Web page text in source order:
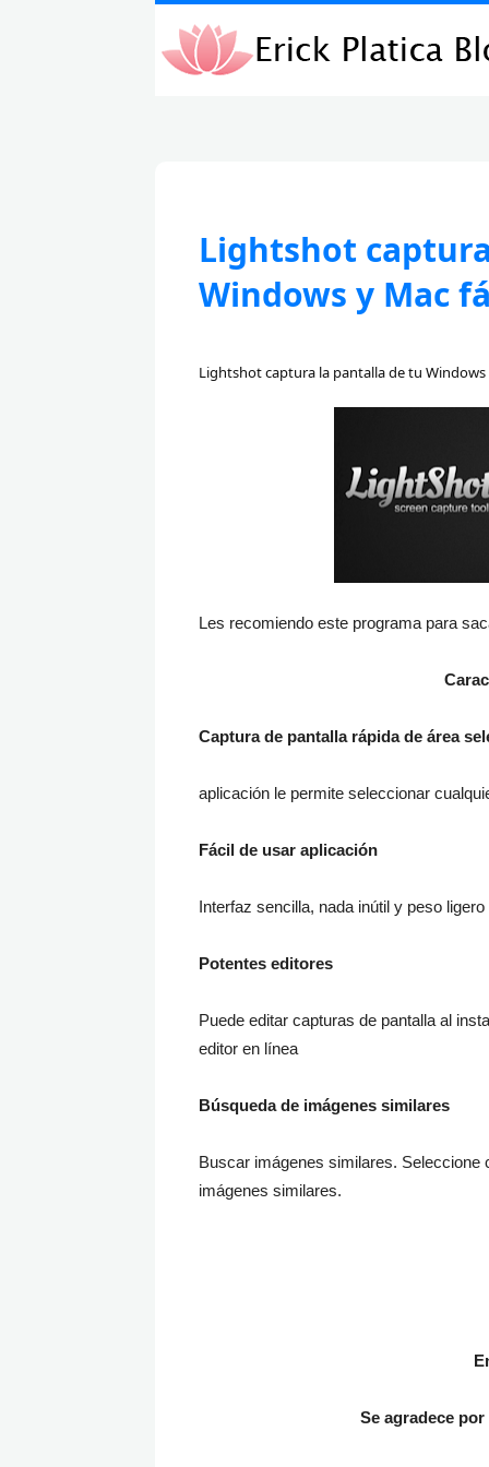
Lightshot
Windows y Mac
Lightshotcaptura la pantalla de tu
Les recomiendo este programa para
Captura de pantalla rápida de área
aplicación le permite seleccionar
Fácil de usar aplicación
Interfaz sencilla, nada inútil y peso
Potentes editores
Puede editar capturas de pantalla al
editor en línea
Búsqueda de imágenes similares
Buscar imágenes similares. Seleccione
imágenes similares.
Se agradece por